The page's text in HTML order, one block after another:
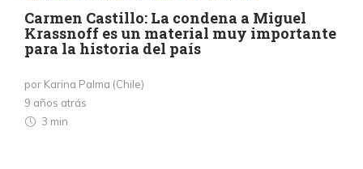
Carmen Castillo: La condena a Miguel
Krassnoff es un material muy importante
para la historia del país
por Karina Palma (Chile)
9 años atrás
3 min